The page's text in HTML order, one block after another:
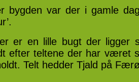
bygden var der i gamle
er en lille bugt der ligger
efter teltene der har været
Telt hedder Tjald på